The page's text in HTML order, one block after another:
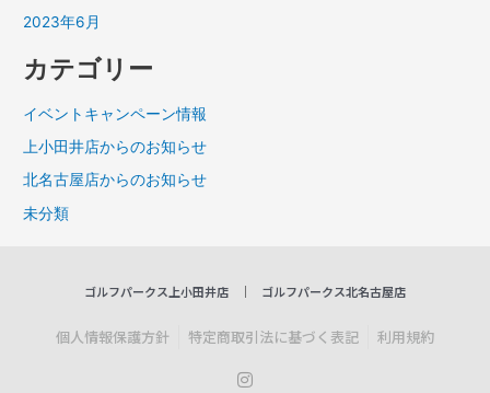
2023年6月
カテゴリー
イベントキャンペーン情報
上小田井店からのお知らせ
北名古屋店からのお知らせ
未分類
ゴルフパークス上小田井店 ゴルフパークス北名古屋店
個人情報保護方針 特定商取引法に基づく表記 利用規約
I